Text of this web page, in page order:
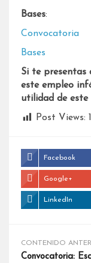
Bases:
Convocatoria
Bases
Si te presentas
este empleo
utilidad de este
Post Views:
Facebook
Google+
LinkedIn
CONTENIDO
Convocatoria: